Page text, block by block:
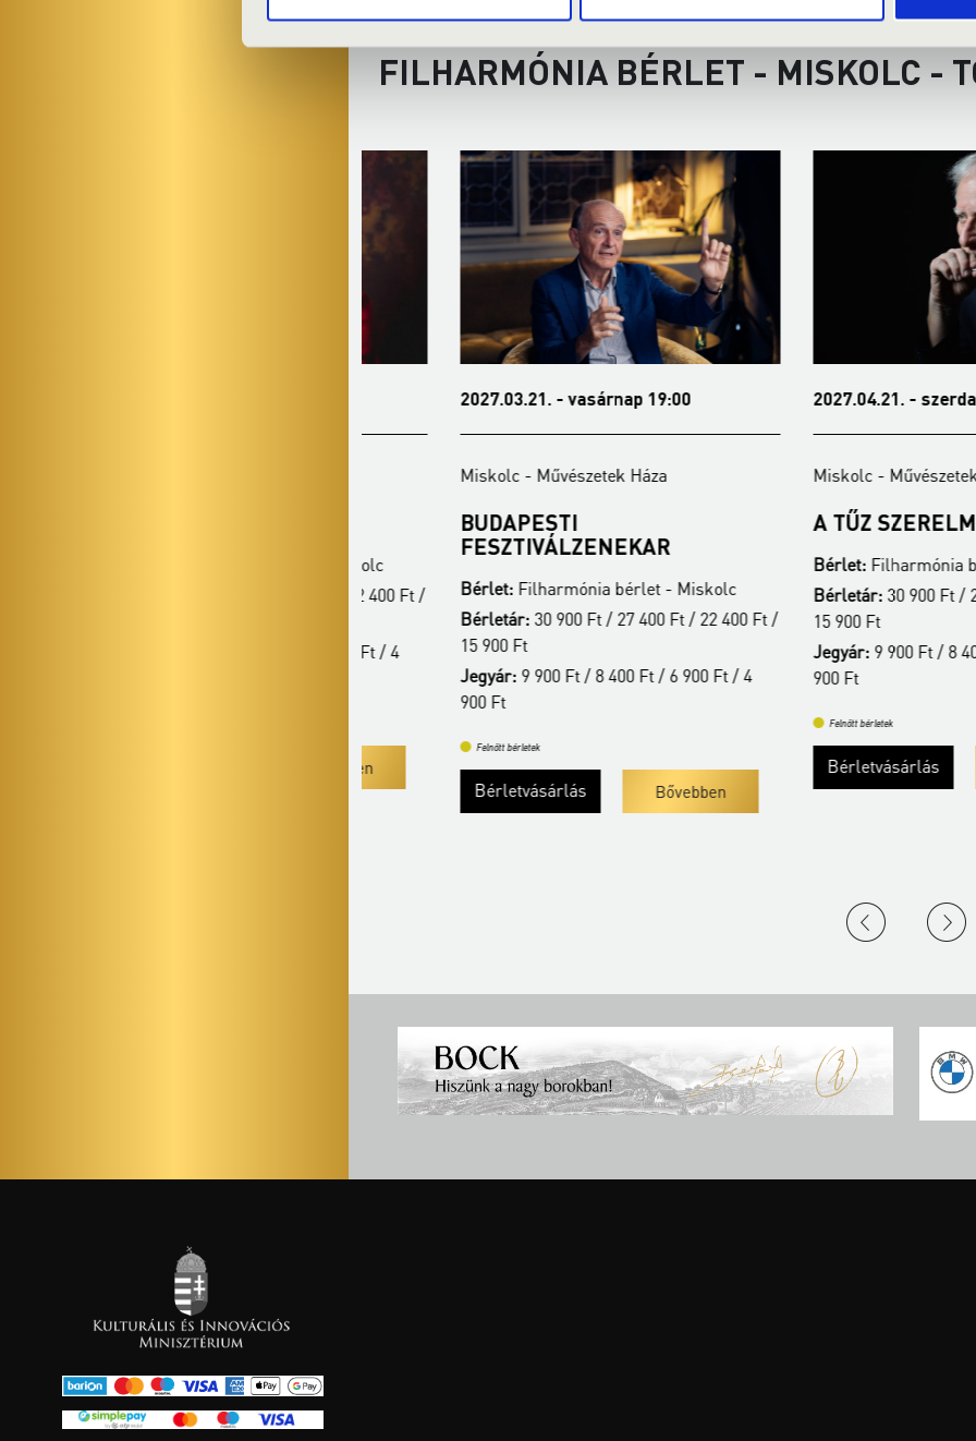
FILHARMÓNIA BÉRLET - MISKOLC -
2027.03.21. - vasárnap 19:00
Miskolc - Művészetek Háza
BUDAPESTI
FESZTIVÁLZENEKAR
Bérlet:
Filharmónia bérlet - Miskolc
30 900 Ft / 27 400 Ft / 22 400 Ft /
15 900 Ft
9 900 Ft / 8 400 Ft / 6 900 Ft / 4
Felnőtt bérletek
Bérletvásárlás Bővebben
2027.04.21. - szerda 19:00
Miskolc - Művészetek Háza
A TŰZ SZERELMESE
Filharmónia bérlet -
Bérletár:
30 900 Ft / 27 400 Ft /
15 900 Ft
9 900 Ft / 8 400 Ft / 6
900 Ft
Bérletvásárlás